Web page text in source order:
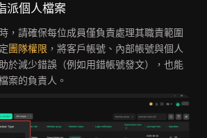
派個人檔案
，請確保每位成員僅負責處理其職責範圍
團隊權限 ，將客戶帳號、內部帳號與個人
於減少錯誤（例如用錯帳號發文），也能
案的負責人。